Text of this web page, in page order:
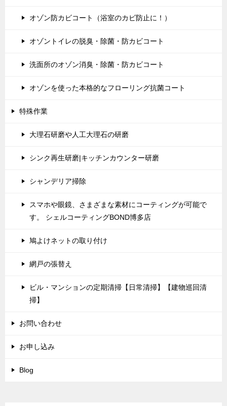
オゾン防カビコート（浴室のカビ防止に！）
オゾントイレの脱臭・除菌・防カビコート
洗面所のオゾン消臭・除菌・防カビコート
オゾンを使った本格的なフローリング抗菌コート
特殊作業
大理石研磨や人工大理石の研磨
シンク再生研磨|キッチンカウンター研磨
シャンデリア掃除
スマホや眼鏡、さまざまな素材にコーティングが可能で
す。 シェルコーティングBOND博多店
鳩よけネットの取り付け
網戸の張替え
ビル・マンションの定期清掃【日常清掃】【建物巡回清
掃】
お問い合わせ
お申し込み
Blog